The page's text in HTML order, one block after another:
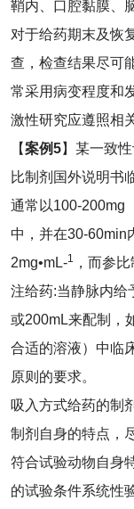
鞘内、口腔黏膜、
对于给药期末及恢
查，检查结果尽可
常采用病变程度和
激性研究应遵照相
【案例5】某一致
比制剂国外说明书
通常以100-200mg
中，并在30-60min
2mg•mL-1 ，而参
注给药:当静脉内给
或200mL来配制，
合适的溶液）中临
原则的要求。
吸入方式给药的制
制剂自身的特点，
符合试验动物自身
的试验条件系统性